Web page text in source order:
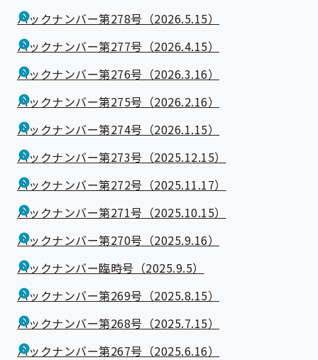
バックナンバー第278号（2026.5.15）
バックナンバー第277号（2026.4.15）
バックナンバー第276号（2026.3.16）
バックナンバー第275号（2026.2.16）
バックナンバー第274号（2026.1.15）
バックナンバー第273号（2025.12.15）
バックナンバー第272号（2025.11.17）
バックナンバー第271号（2025.10.15）
バックナンバー第270号（2025.9.16）
バックナンバー臨時号（2025.9.5）
バックナンバー第269号（2025.8.15）
バックナンバー第268号（2025.7.15）
バックナンバー第267号（2025.6.16）